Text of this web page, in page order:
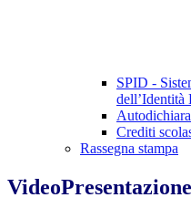
SPID -
dell’Identità
Crediti
Rassegna stampa
VideoPresentazione